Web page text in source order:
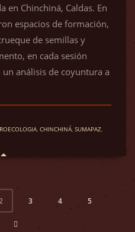
en Chinchiná, Caldas. En
espacios de formación,
de semillas y
en cada sesión
análisis de coyuntura a
, CHINCHINÁ, SUMAPAZ,
3 4 5